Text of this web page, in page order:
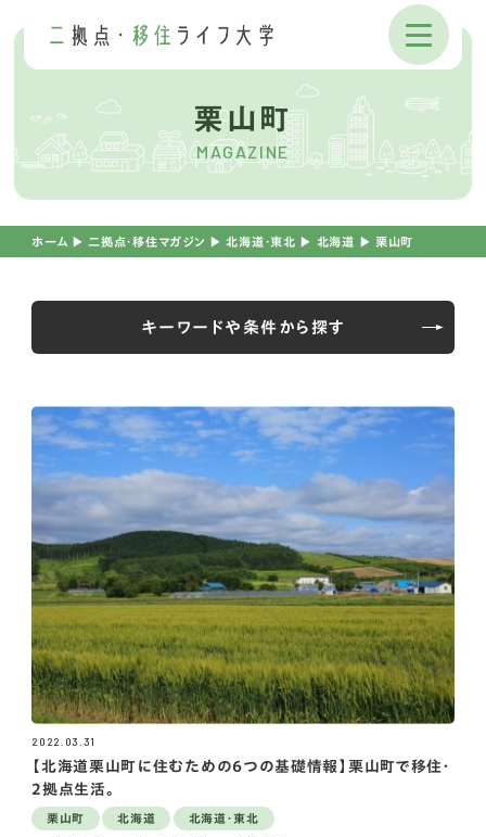
栗山町
MAGAZINE
ホーム ▶︎ 二拠点・移住マガジン ▶︎ 北海道・東北 ▶︎ 北海道 ▶︎ 栗山町
キーワードや条件から探す
2022.03.31
【北海道栗山町に住むための6つの基礎情報】栗山町で移住・
2拠点生活。
栗山町 北海道 北海道・東北